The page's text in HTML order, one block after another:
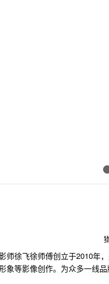
徐飞徐师傅创立于2010
等影像创作。为众多一线